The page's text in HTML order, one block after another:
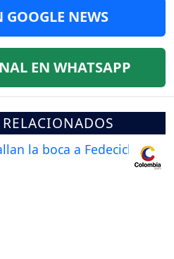
GOOGLE NEWS
EN WHATSAPP